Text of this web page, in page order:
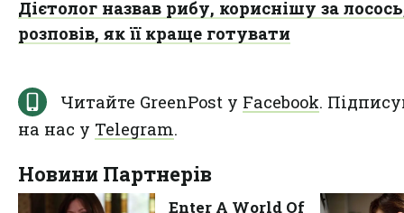
Дієтолог назвав рибу, кориснішу за
розповів, як її краще готувати
Читайте GreenPost у Facebook.
на нас у Telegram.